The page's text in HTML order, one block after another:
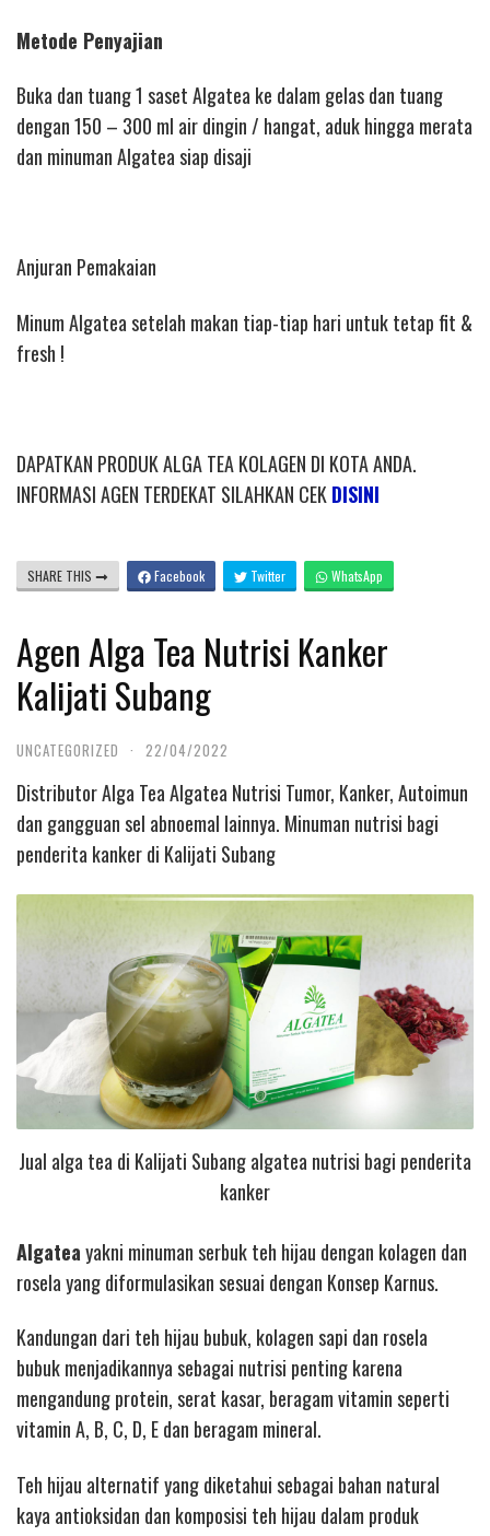
Metode Penyajian
Buka dan tuang 1 saset Algatea ke dalam gelas dan tuang
dengan 150 – 300 ml air dingin / hangat, aduk hingga merata
dan minuman Algatea siap disaji
Anjuran Pemakaian
Minum Algatea setelah makan tiap-tiap hari untuk tetap fit &
fresh !
DAPATKAN PRODUK ALGA TEA KOLAGEN DI KOTA ANDA.
INFORMASI AGEN TERDEKAT SILAHKAN CEK DISINI
SHARE THIS Facebook Twitter WhatsApp
Agen Alga Tea Nutrisi Kanker
Kalijati Subang
UNCATEGORIZED · 22/04/2022
Distributor Alga Tea Algatea Nutrisi Tumor, Kanker, Autoimun
dan gangguan sel abnoemal lainnya. Minuman nutrisi bagi
penderita kanker di Kalijati Subang
Jual alga tea di Kalijati Subang algatea nutrisi bagi penderita
kanker
Algateayakni minuman serbuk teh hijau dengan kolagen dan
rosela yang diformulasikan sesuai dengan Konsep Karnus.
Kandungan dari teh hijau bubuk, kolagen sapi dan rosela
bubuk menjadikannya sebagai nutrisi penting karena
mengandung protein, serat kasar, beragam vitamin seperti
vitamin A, B, C, D, E dan beragam mineral.
Teh hijau alternatif yang diketahui sebagai bahan natural
kaya antioksidan dan komposisi teh hijau dalam produk